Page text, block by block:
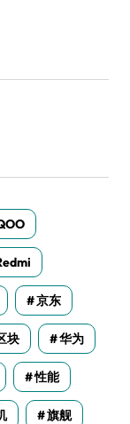
京东
块 华为
性能
旗舰